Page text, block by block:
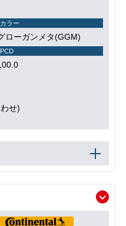
カラー
ローガンメタ(GGM)
PCD
せ)